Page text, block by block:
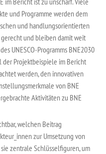
und Programme werden dem
und handlungsorientierten
und bleiben damit weit
UNESCO-Programms BNE2030
der Projektbeispiele im Bericht
werden, den innovativen
von BNE
Aktivitäten zu BNE
welchen Beitrag
zur Umsetzung von
zentrale Schlüsselfiguren, um